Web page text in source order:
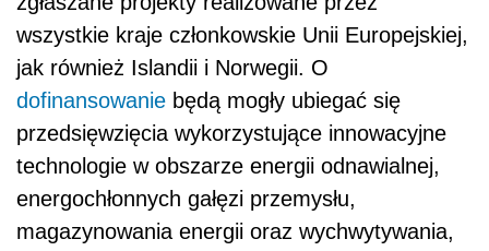
wszystkie kraje członkowskie Unii Europejskiej,
jak również Islandii i Norwegii. O
dofinansowanie będą mogły ubiegać się
przedsięwzięcia wykorzystujące innowacyjne
technologie w obszarze energii odnawialnej,
energochłonnych gałęzi przemysłu,
magazynowania energii oraz wychwytywania,